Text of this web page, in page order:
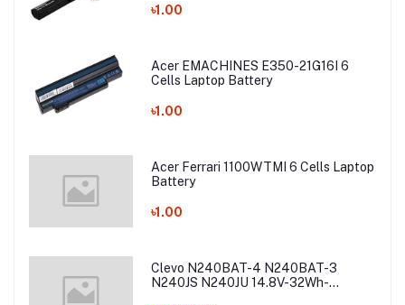
Battery
৳1.00
Acer EMACHINES E350-21G16I 6
Cells Laptop Battery
৳1.00
Acer Ferrari 1100WTMI 6 Cells Laptop
Battery
৳1.00
Clevo N240BAT-4 N240BAT-3
N240JS N240JU 14.8V-32Wh-